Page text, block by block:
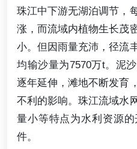
珠江中下游无湖泊调节，
涨，而流域内植物生长茂
小。但因雨量充沛，径流
均输沙量为7570万t。泥
逐年延伸，滩地不断发育
不利的影响。珠江流域水
量小等特点为水利资源
件。